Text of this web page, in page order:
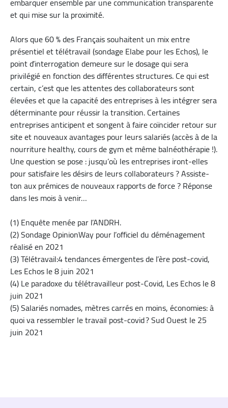
et qui mise sur la proximité.
Alors que 60 % des Français souhaitent un mix entre
présentiel et télétravail (sondage Elabe pour les Echos), le
point d’interrogation demeure sur le dosage qui sera
privilégié en fonction des différentes structures. Ce qui est
certain, c’est que les attentes des collaborateurs sont
élevées et que la capacité des entreprises à les intégrer sera
déterminante pour réussir la transition. Certaines
entreprises anticipent et songent à faire coïncider retour sur
site et nouveaux avantages pour leurs salariés (accès à de la
nourriture healthy, cours de gym et même balnéothérapie !).
Une question se pose : jusqu’où les entreprises iront-elles
pour satisfaire les désirs de leurs collaborateurs ? Assiste-
ton aux prémices de nouveaux rapports de force ? Réponse
dans les mois à venir…
(1) Enquête menée par l’ANDRH.
(2) Sondage OpinionWay pour l’officiel du déménagement
réalisé en 2021
(3) Télétravail:4 tendances émergentes de l’ère post-covid,
Les Echos le 8 juin 2021
(4) Le paradoxe du télétravailleur post-Covid, Les Echos le 8
juin 2021
(5) Salariés nomades, mètres carrés en moins, économies: à
quoi va ressembler le travail post-covid ? Sud Ouest le 25
juin 2021